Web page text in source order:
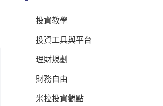
投資教學
投資工具與平台
理財規劃
財務自由
米拉投資觀點